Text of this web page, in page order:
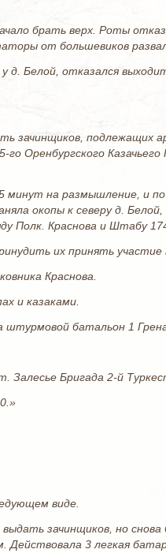
брать верх. Роты
от большевиков
Белой, отказался
зачинщиков, подлежащих
Оренбургского
минут на размышление, и
окопы к северу д.
Полк. Краснова и Штабу
их принять участие
Краснова.
и казаками.
батальон 1
Бригада 2-й
виде.
зачинщиков, но
3 легкая